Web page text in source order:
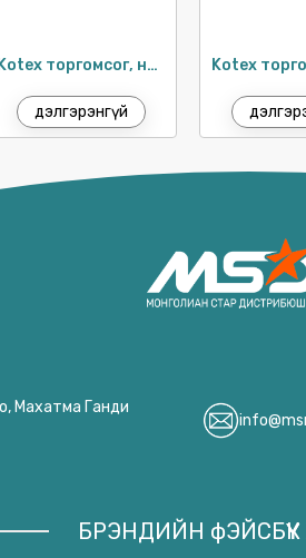
Kotex торгомсог, нимгэн ариун цэврийн хэрэглэл 24см / 18ш
дэлгэрэнгүй
Махатма Ганди
БРЭНДИЙН